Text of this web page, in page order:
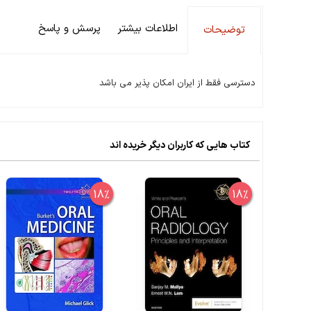
توضیحات اطلاعات بیشتر پرسش و پاسخ
دسترسی فقط از ایران امکان پذیر می باشد
کتاب هایی که کاربران دیگر خریده اند
18%
18%